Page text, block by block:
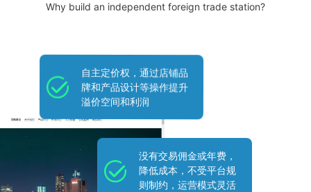
Why build an independent foreign trade station?
自主定价权，通过店铺品
牌和产品设计等操作提升
溢价空间和利润
没有交易佣金或年费，
降低成本，不受平台规
则制约，运营模式灵活